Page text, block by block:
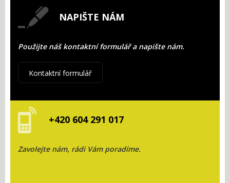
NAPIŠTE NÁM
Použijte náš kontaktní formulář a napište nám.
Kontaktní formulář
+420 604 291 017
Zavolejte nám, rádi Vám poradíme.